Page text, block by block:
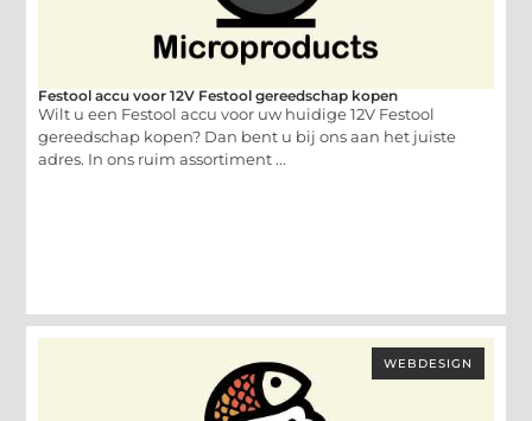
Festool accu voor 12V Festool gereedschap kopen
Wilt u een Festool accu voor uw huidige 12V Festool
gereedschap kopen? Dan bent u bij ons aan het juiste
adres. In ons ruim assortiment ...
WEBDESIGN